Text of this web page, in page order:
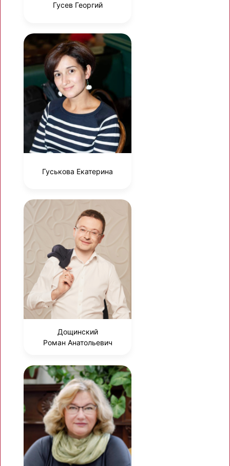
Гусев Георгий
Гуськова Екатерина
Дощинский
Роман Анатольевич